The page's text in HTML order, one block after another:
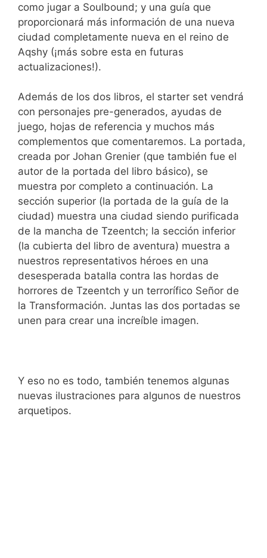
como jugar a Soulbound; y una guía que
proporcionará más información de una nueva
ciudad completamente nueva en el reino de
Aqshy (¡más sobre esta en futuras
actualizaciones!).
Además de los dos libros, el starter set vendrá
con personajes pre-generados, ayudas de
juego, hojas de referencia y muchos más
complementos que comentaremos. La portada,
creada por Johan Grenier (que también fue el
autor de la portada del libro básico), se
muestra por completo a continuación. La
sección superior (la portada de la guía de la
ciudad) muestra una ciudad siendo purificada
de la mancha de Tzeentch; la sección inferior
(la cubierta del libro de aventura) muestra a
nuestros representativos héroes en una
desesperada batalla contra las hordas de
horrores de Tzeentch y un terrorífico Señor de
la Transformación. Juntas las dos portadas se
unen para crear una increíble imagen.
Y eso no es todo, también tenemos algunas
nuevas ilustraciones para algunos de nuestros
arquetipos.